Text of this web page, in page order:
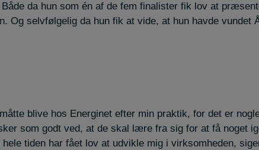
da hun som én af de fem finalister fik lov at
Og selvfølgelig da hun fik at vide, at hun havde vundet
blive hos Energinet efter min praktik, for det er
som godt ved, at de skal lære fra sig for at få noget
tiden har fået lov at udvikle mig i virksomheden,